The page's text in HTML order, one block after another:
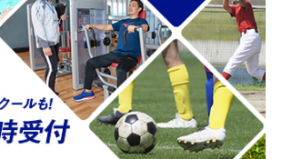
ティバル「遊んで体験！スポーツ＆あそびDAY